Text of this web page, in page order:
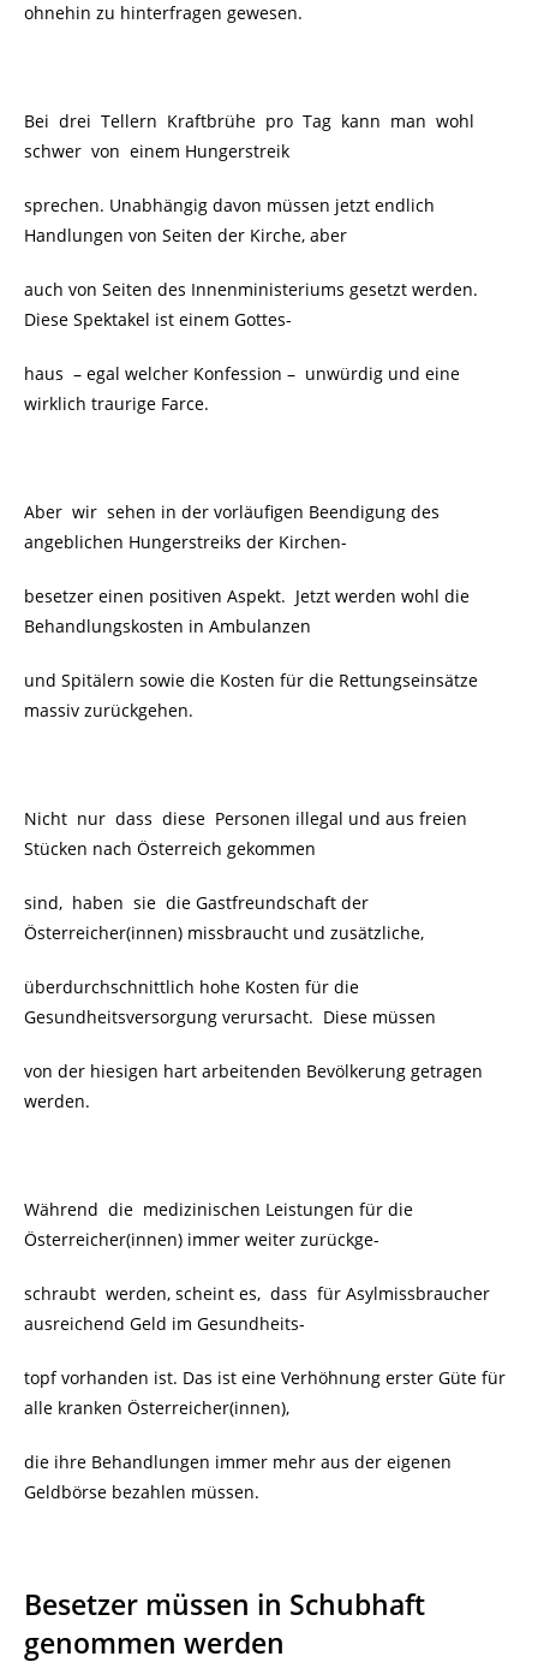
ohnehin zu hinterfragen gewesen.
Bei drei Tellern Kraftbrühe pro Tag kann man wohl
schwer von einem Hungerstreik
sprechen. Unabhängig davon müssen jetzt endlich
Handlungen von Seiten der Kirche, aber
auch von Seiten des Innenministeriums gesetzt werden.
Diese Spektakel ist einem Gottes-
haus – egal welcher Konfession – unwürdig und eine
wirklich traurige Farce.
Aber wir sehen in der vorläufigen Beendigung des
angeblichen Hungerstreiks der Kirchen-
besetzer einen positiven Aspekt. Jetzt werden wohl die
Behandlungskosten in Ambulanzen
und Spitälern sowie die Kosten für die Rettungseinsätze
massiv zurückgehen.
Nicht nur dass diese Personen illegal und aus freien
Stücken nach Österreich gekommen
sind, haben sie die Gastfreundschaft der
Österreicher(innen) missbraucht und zusätzliche,
überdurchschnittlich hohe Kosten für die
Gesundheitsversorgung verursacht. Diese müssen
von der hiesigen hart arbeitenden Bevölkerung getragen
werden.
Während die medizinischen Leistungen für die
Österreicher(innen) immer weiter zurückge-
schraubt werden, scheint es, dass für Asylmissbraucher
ausreichend Geld im Gesundheits-
topf vorhanden ist. Das ist eine Verhöhnung erster Güte für
alle kranken Österreicher(innen),
die ihre Behandlungen immer mehr aus der eigenen
Geldbörse bezahlen müssen.
Besetzer müssen in Schubhaft
genommen werden